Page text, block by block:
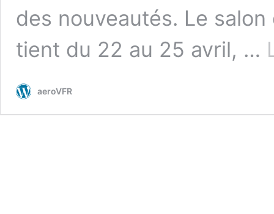
des nouveautés. Le
tient du 22 au 25 avril, …
aeroVFR